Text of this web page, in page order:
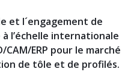
et l´engagement de
l’échelle internationale
ERP pour le marché
de tôle et de profilés.